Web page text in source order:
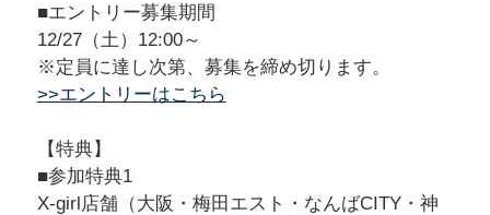
■エントリー募集期間
12/27（土）12:00～
※定員に達し次第、募集を締め切ります。
>>エントリーはこちら
【特典】
■参加特典1
X-girl店舗（大阪・梅田エスト・なんばCITY・神